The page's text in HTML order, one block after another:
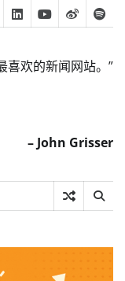
LinkedinYoutube
Weibo
喜欢的新闻网站。”
– John Grisser